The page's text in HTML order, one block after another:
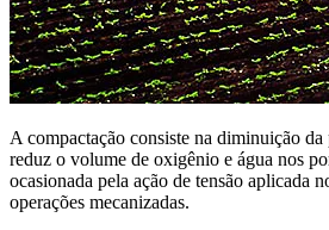
A compactação consiste na diminuição
reduz o volume de oxigênio e água nos
ocasionada pela ação de tensão aplicada
operações mecanizadas.